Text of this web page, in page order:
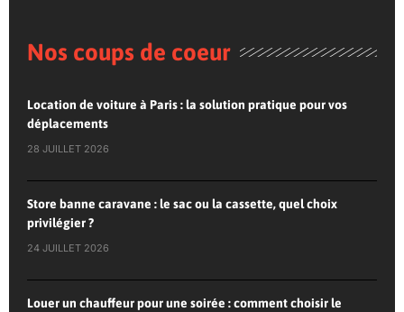
Nos coups de coeur
Location de voiture à Paris : la solution pratique pour vos
déplacements
28 JUILLET 2026
Store banne caravane : le sac ou la cassette, quel choix
privilégier ?
24 JUILLET 2026
Louer un chauffeur pour une soirée : comment choisir le